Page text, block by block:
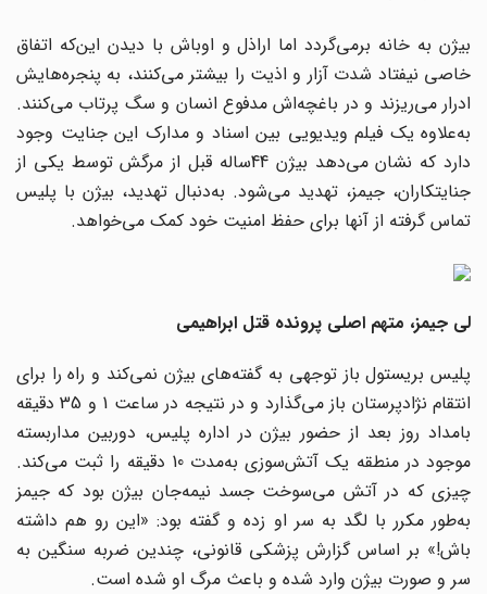
بیژن به خانه برمی‌گردد اما اراذل و اوباش با دیدن این‌که اتفاق
خاصی نیفتاد شدت آزار و اذیت را بیشتر می‌کنند، به پنجره‌هایش
ادرار می‌ریزند و در باغچه‌اش مدفوع انسان و سگ پرتاب می‌کنند.
به‌علاوه یک فیلم ویدیویی بین اسناد و مدارک این جنایت وجود
دارد که نشان می‌دهد بیژن 44ساله قبل از مرگش توسط یکی از
جنایتکاران، جیمز، تهدید می‌شود. به‌دنبال تهدید، بیژن با پلیس
تماس گرفته از آنها برای حفظ امنیت خود کمک می‌خواهد.
لی جیمز، متهم اصلی پرونده قتل ابراهیمی
پلیس بریستول باز توجهی به گفته‌های بیژن نمی‌کند و راه را برای
انتقام نژادپرستان باز می‌گذارد و در نتیجه در ساعت 1 و 35 دقیقه
بامداد روز بعد از حضور بیژن در اداره پلیس، دوربین مداربسته
موجود در منطقه یک آتش‌سوزی به‌مدت 10 دقیقه را ثبت می‌کند.
چیزی که در آتش می‌سوخت جسد نیمه‌جان بیژن بود که جیمز
به‌طور مکرر با لگد به سر او زده و گفته بود: «این رو هم داشته
باش!» بر اساس گزارش پزشکی قانونی، چندین ضربه سنگین به
سر و صورت بیژن وارد شده و باعث مرگ او شده است.